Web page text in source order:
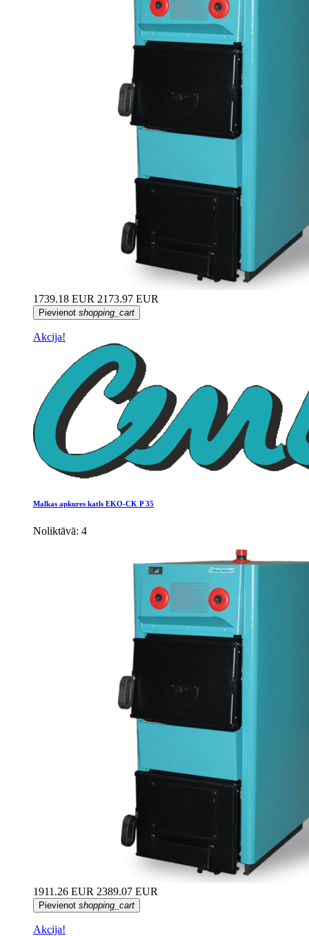
1739.18 EUR 2173.97 EUR
Pievienot shopping_cart
Akcija!
Malkas apkures katls EKO-CK P 35
Noliktāvā: 4
1911.26 EUR 2389.07 EUR
Pievienot shopping_cart
Akcija!